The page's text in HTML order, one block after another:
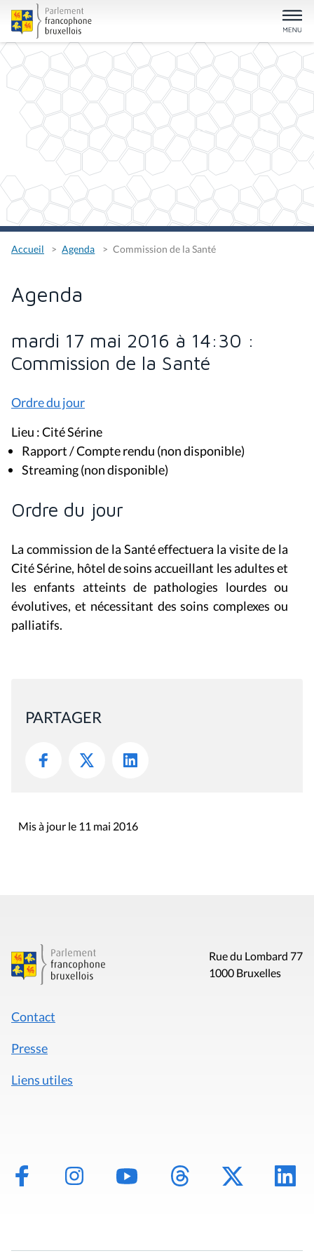
Accueil Agenda Commission de la Santé
Agenda
mardi 17 mai 2016 à 14:30 :
Commission de la Santé
Ordre du jour
Lieu : Cité Sérine
Rapport / Compte rendu (non disponible)
Streaming (non disponible)
Ordre du jour
La commission de la Santé effectuera la visite de la
Cité Sérine, hôtel de soins accueillant les adultes et
les enfants atteints de pathologies lourdes ou
évolutives, et nécessitant des soins complexes ou
palliatifs.
PARTAGER
Mis à jour le 11 mai 2016
Rue du Lombard 77
1000 Bruxelles
Contact
Presse
Liens utiles